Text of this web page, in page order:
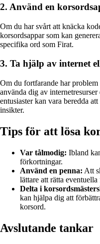
2. Använd en
Om du har svårt att knäcka
korsordsappar som kan
specifika ord som Firat.
3. Ta hjälp av internet
Om du fortfarande har
använda dig av
entusiaster kan vara beredda
insikter.
Tips för att lösa
Var tålmodig: Ibland
förkortningar.
Använd en penna: Att
lättare att rätta
Delta i
kan hjälpa dig att
korsord.
Avslutande tankar